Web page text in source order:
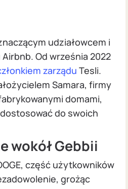
udziałowcem i
Od września 2022
zarządu Tesli.
Samara, firmy
domami,
do swoich
wokół Gebbii
część użytkowników
grożąc